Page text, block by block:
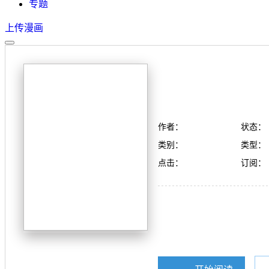
专题
上传漫画
作者：
状态：
类别：
类型：
点击：
订阅：